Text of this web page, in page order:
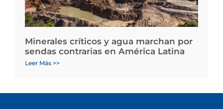
Minerales críticos y agua marchan por
sendas contrarias en América Latina
Leer Más >>